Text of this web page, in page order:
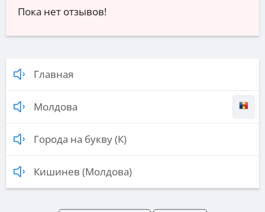
Пока нет отзывов!
Главная
Молдова
Города на букву (К)
Кишинев (Молдова)